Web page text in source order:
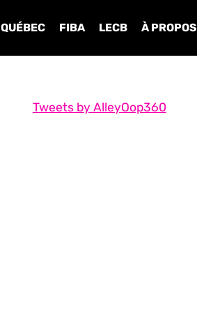
QUÉBEC FIBA LECB À PROPOS
Tweets by AlleyOop360